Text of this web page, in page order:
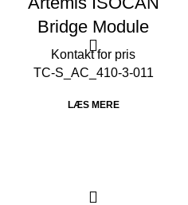
Bridge Module
TC-S_AC_410-3-011
LÆS MERE